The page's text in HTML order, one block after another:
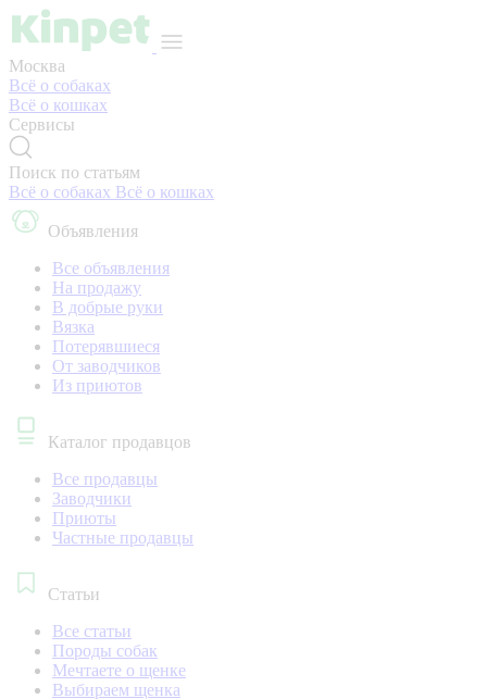
Москва
Всё о собаках
Всё о кошках
Сервисы
Поиск по статьям
Всё о собаках Всё о кошках
Объявления
Все объявления
На продажу
В добрые руки
Вязка
Потерявшиеся
От заводчиков
Из приютов
Каталог продавцов
Все продавцы
Заводчики
Приюты
Частные продавцы
Статьи
Все статьи
Породы собак
Мечтаете о щенке
Выбираем щенка